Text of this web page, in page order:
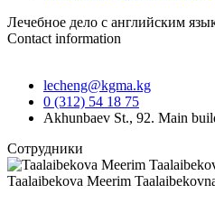
Лечебное дело с английским
Contact information
lecheng@kgma.kg
0 (312) 54 18 75
Akhunbaev St., 92. Main
Сотрудники
Taalaibekova Meerim